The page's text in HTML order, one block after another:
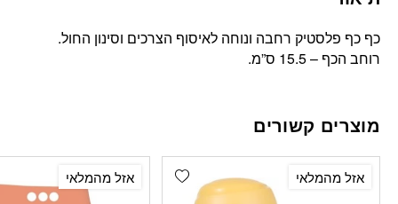
כף כף פלסטיק רחבה ונוחה לאיסוף הצרכים וסינון החול.
רוחב הכף – 15.5 ס”מ.
מוצרים קשורים
Add wishlist אזל מהמלאי אזל מהמלאי